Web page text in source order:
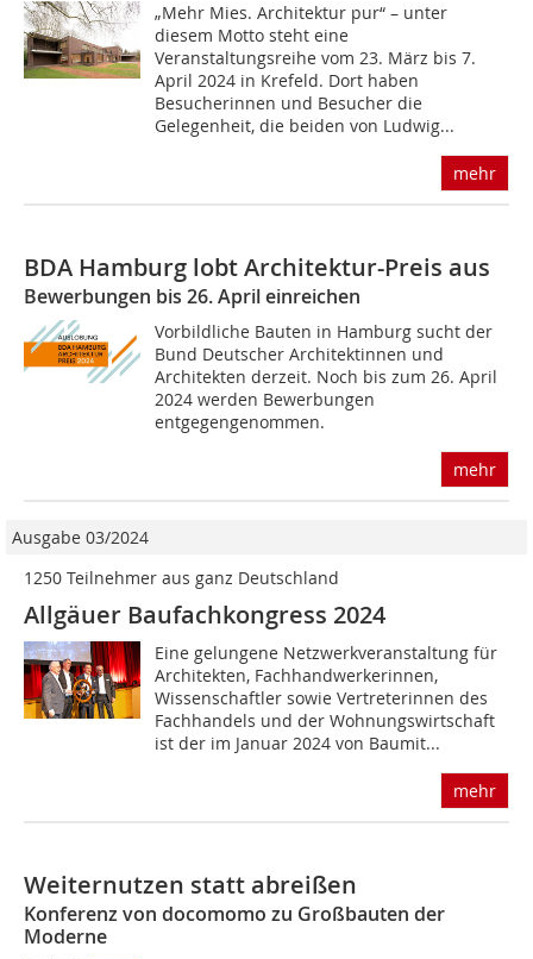
„Mehr Mies. Architektur pur“ – unter
diesem Motto steht eine
Veranstaltungsreihe vom 23. März bis 7.
April 2024 in Krefeld. Dort haben
Besucherinnen und Besucher die
Gelegenheit, die beiden von Ludwig...
mehr
BDA Hamburg lobt Architektur-Preis aus
Bewerbungen bis 26. April einreichen
Vorbildliche Bauten in Hamburg sucht der
Bund Deutscher Architektinnen und
Architekten derzeit. Noch bis zum 26. April
2024 werden Bewerbungen
entgegengenommen.
mehr
Ausgabe 03/2024
1250 Teilnehmer aus ganz Deutschland
Allgäuer Baufachkongress 2024
Eine gelungene Netzwerkveranstaltung für
Architekten, Fachhandwerkerinnen,
Wissenschaftler sowie Vertreterinnen des
Fachhandels und der Wohnungswirtschaft
ist der im Januar 2024 von Baumit...
mehr
Weiternutzen statt abreißen
Konferenz von docomomo zu Großbauten der
Moderne